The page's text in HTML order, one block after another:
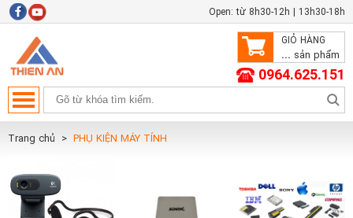
Open: từ 8h30-12h | 13h30-18h
GIỎ HÀNG
... sản phẩm
0964.625.151
Trang chủ PHỤ KIỆN MÁY TÍNH